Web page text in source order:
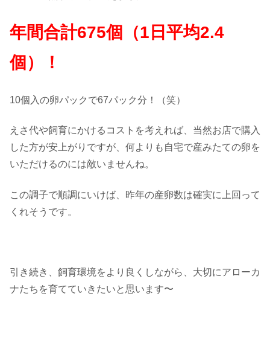
年間合計675個（1日平均2.4
個）！
10個入の卵パックで67パック分！（笑）
えさ代や飼育にかけるコストを考えれば、当然お店で購入
した方が安上がりですが、何よりも自宅で産みたての卵を
いただけるのには敵いませんね。
この調子で順調にいけば、昨年の産卵数は確実に上回って
くれそうです。
引き続き、飼育環境をより良くしながら、大切にアローカ
ナたちを育てていきたいと思います〜